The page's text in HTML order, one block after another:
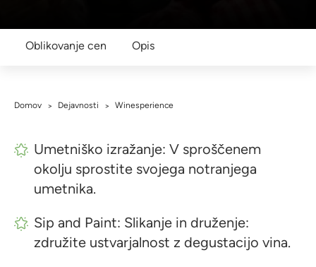
Oblikovanje cen Opis
Domov > Dejavnosti > Winesperience
Umetniško izražanje: V sproščenem
okolju sprostite svojega notranjega
umetnika.
Sip and Paint: Slikanje in druženje:
združite ustvarjalnost z degustacijo vina.